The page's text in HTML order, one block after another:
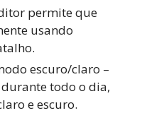
permite que
usando
escuro/claro –
todo o dia,
e escuro.